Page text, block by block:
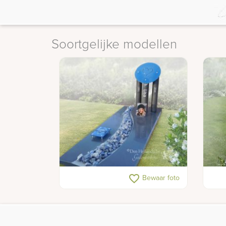
Soortgelijke modellen
Modern gedenkteken met glazen
favorite_border Bewaar foto